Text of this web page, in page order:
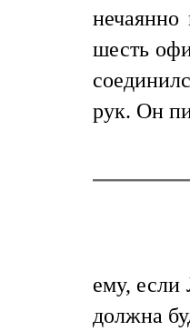
шесть
рук. Он
ему, если
должна